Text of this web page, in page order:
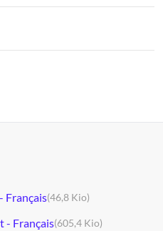
Français(46,8 Kio)
- Français(605,4 Kio)